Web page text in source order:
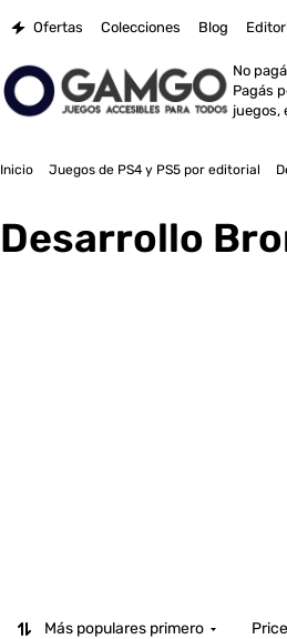
Ofertas Colecciones Blog
No
Pagás
juegos,
Inicio Juegos de PS4 y PS5 por editorial
Desarrollo
Más populares primero Price